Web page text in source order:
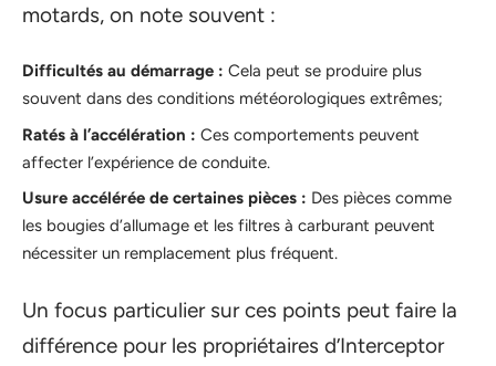
motards, on note souvent :
Difficultés au démarrage : Cela peut se produire plus
souvent dans des conditions météorologiques extrêmes;
Ratés à l’accélération : Ces comportements peuvent
affecter l’expérience de conduite.
Usure accélérée de certaines pièces : Des pièces comme
les bougies d’allumage et les filtres à carburant peuvent
nécessiter un remplacement plus fréquent.
Un focus particulier sur ces points peut faire la
différence pour les propriétaires d’Interceptor